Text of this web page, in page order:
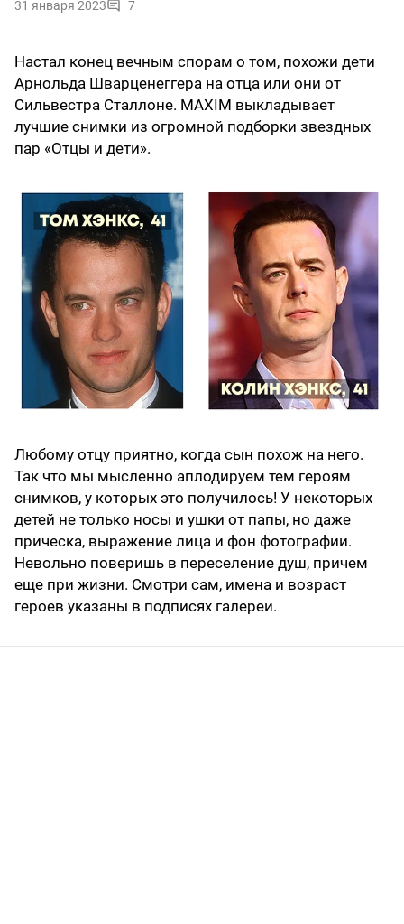
31 января 2023 7
Настал конец вечным спорам о том, похожи дети
Арнольда Шварценеггера на отца или они от
Сильвестра Сталлоне. MAXIM выкладывает
лучшие снимки из огромной подборки звездных
пар «Отцы и дети».
Любому отцу приятно, когда сын похож на него.
Так что мы мысленно аплодируем тем героям
снимков, у которых это получилось! У некоторых
детей не только носы и ушки от папы, но даже
прическа, выражение лица и фон фотографии.
Невольно поверишь в переселение душ, причем
еще при жизни. Смотри сам, имена и возраст
героев указаны в подписях галереи.